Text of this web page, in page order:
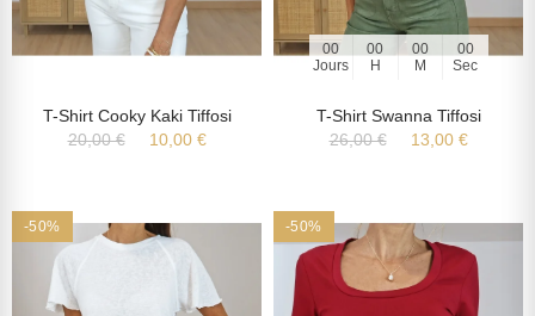
T-Shirt Cooky Kaki Tiffosi
20,00 €
10,00 €
00
Jours
00
H
00
M
00
Sec
T-Shirt Swanna Tiffosi
26,00 €
13,00 €
-50% -50%